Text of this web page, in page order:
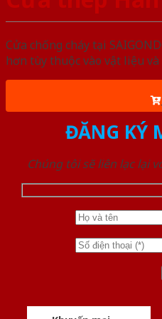
Cửa chống cháy tại
hơn tùy thuộc vào vật liệu và
ĐĂNG KÝ
Chúng tôi sẽ liên lạc lại